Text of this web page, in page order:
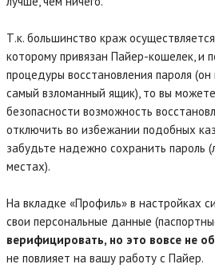
Т.к. большинство краж
которому привязан Пайер-кошелек, и
процедуры восстановления пароля
самый взломанный ящик), то вы
безопасности возможность
отключить во избежании подобных
забудьте надежно сохранить пароль
местах).
На вкладке «Профиль» в настройках
свои персональные данные
верифицировать, но это вовсе не
не повлияет на вашу работу с Пайер.